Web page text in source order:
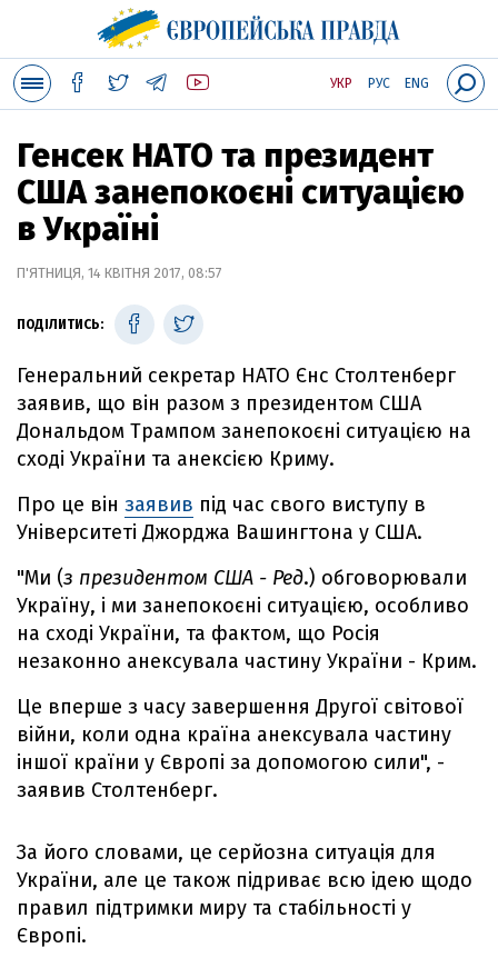
УКР РУС ENG
Генсек НАТО та президент
США занепокоєні ситуацією
в Україні
П'ЯТНИЦЯ, 14 КВІТНЯ 2017, 08:57
ПОДІЛИТИСЬ:
Генеральний секретар НАТО Єнс Столтенберг
заявив, що він разом з президентом США
Дональдом Трампом занепокоєні ситуацією на
сході України та анексією Криму.
Про це він заявив під час свого виступу в
Університеті Джорджа Вашингтона у США.
"Ми (з президентом США - Ред.) обговорювали
Україну, і ми занепокоєні ситуацією, особливо
на сході України, та фактом, що Росія
незаконно анексувала частину України - Крим.
Це вперше з часу завершення Другої світової
війни, коли одна країна анексувала частину
іншої країни у Європі за допомогою сили", -
заявив Столтенберг.
За його словами, це серйозна ситуація для
України, але це також підриває всю ідею щодо
правил підтримки миру та стабільності у
Європі.